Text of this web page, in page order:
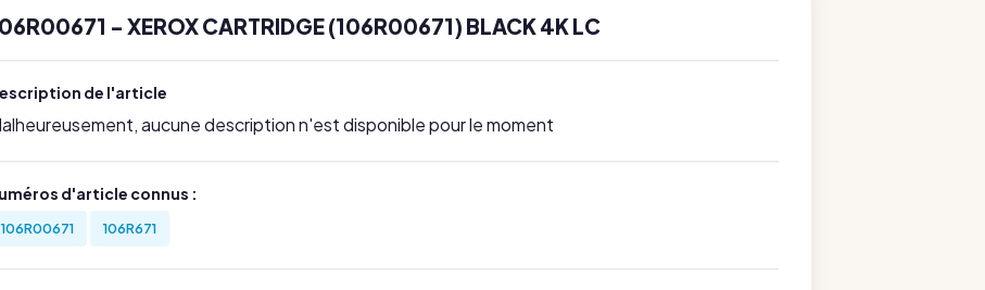
- XEROX CARTRIDGE (106R00671) BLACK 4K LC
de l'article
aucune description n'est disponible pour le moment
d'article connus :
106R00671 106R671